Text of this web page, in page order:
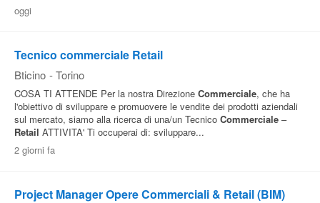
oggi
Tecnico commerciale Retail
Bticino - Torino
COSA TI ATTENDE Per la nostra Direzione Commerciale, che ha
l'obiettivo di sviluppare e promuovere le vendite dei prodotti aziendali
sul mercato, siamo alla ricerca di una/un Tecnico Commerciale –
Retail ATTIVITA' Ti occuperai di: sviluppare...
2 giorni fa
Project Manager Opere Commerciali & Retail (BIM)